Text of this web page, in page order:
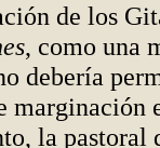
de los
, como una
debería
marginación
la pastoral